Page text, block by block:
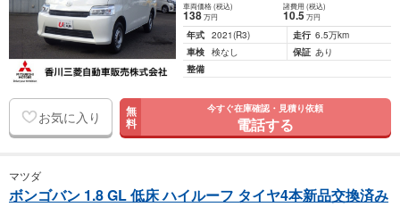
車両価格(税込)
138万円
諸費用 (税込)
10.5 万円
年式 2021(R3) 走行 6.5万km
車検 検なし 保証 あり
整備
お気に入り 無
料
今すぐ在庫確認・見積り依頼
電話する
マツダ
ボンゴバン 1.8 GL 低床 ハイルーフ タイヤ4本新品交換済み